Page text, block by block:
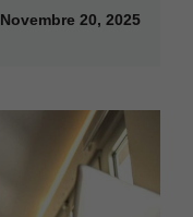
Novembre 20, 2025